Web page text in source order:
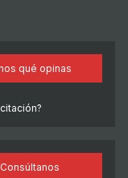
qué opinas
Consúltanos